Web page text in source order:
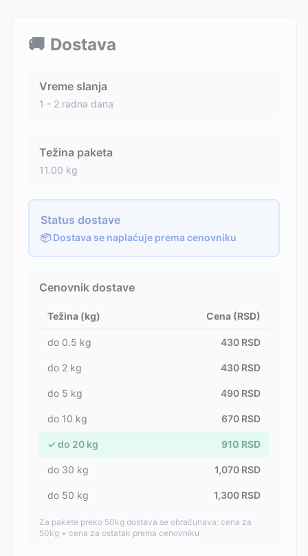
🚚 Dostava
Vreme slanja
1 - 2 radna dana
Težina paketa
11.00 kg
Status dostave
📦 Dostava se naplaćuje prema cenovniku
Cenovnik dostave
Težina (kg) Cena (RSD)
do 0.5 kg 430 RSD
do 2 kg 430 RSD
do 5 kg 490 RSD
do 10 kg 670 RSD
✓ do 20 kg 910 RSD
do 30 kg 1,070 RSD
do 50 kg 1,300 RSD
Za pakete preko 50kg dostava se obračunava: cena za
50kg + cena za ostatak prema cenovniku